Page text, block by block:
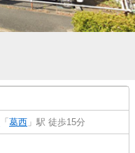
「 葛西 」駅 徒歩15分